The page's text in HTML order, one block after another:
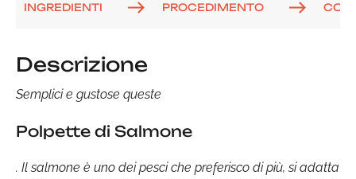
INGREDIENTI PROCEDIMENTO
Descrizione
Semplici e gustose queste
Polpette di Salmone
. Il salmone è uno dei pesci che preferisco di più, si adatta